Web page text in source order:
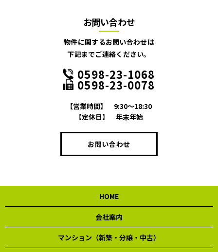
お問い合わせ
物件に関するお問い合わせは
下記までご連絡ください。
0598-23-1068
0598-23-0078
【営業時間】
9:30～18:30
【定休日】
年末年始
お問い合わせ
HOME
会社案内
マンション（新築・分譲・中古）